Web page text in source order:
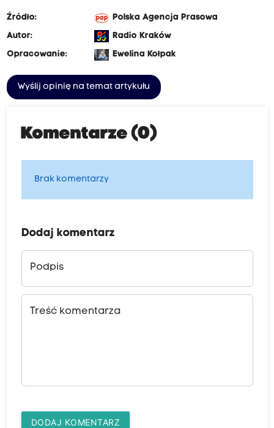
Źródło:
Polska Agencja Prasowa
Autor:
Radio Kraków
Opracowanie:
Ewelina Kołpak
Wyślij opinię na temat artykułu
Komentarze (0)
Brak komentarzy
Dodaj komentarz
Podpis
Treść komentarza
DODAJ KOMENTARZ